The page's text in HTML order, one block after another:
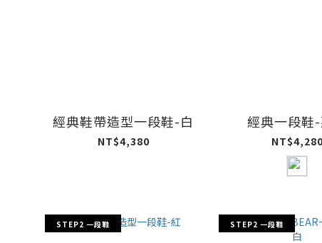
經典鞋帶造型一段鞋-白
NT$4,380
經典一段鞋
NT$4,280
STEP2 一段鞋 STEP2 一段鞋